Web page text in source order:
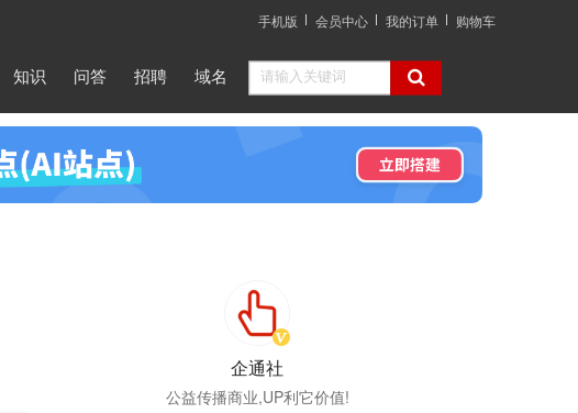
手机版 会员中心 我的订单 购物车
知识 问答 招聘 域名
企通社
公益传播商业,UP利它价值!